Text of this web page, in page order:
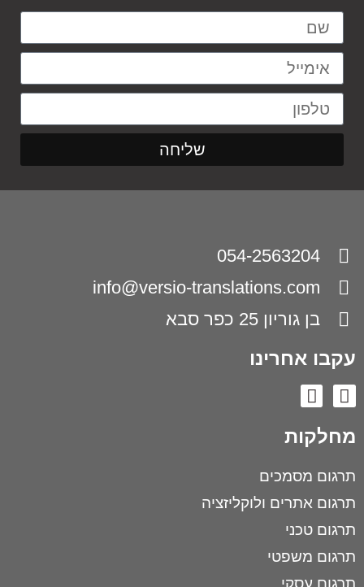
שליחה
מחלקות
תרגום מסמכים
תרגום אתרים ולוקליזציה
תרגום טכני
תרגום משפטי
תרגום עסקי
עקבו אחרינו
054-2563204
info@versio-translations.com
בן גוריון 25 כפר סבא